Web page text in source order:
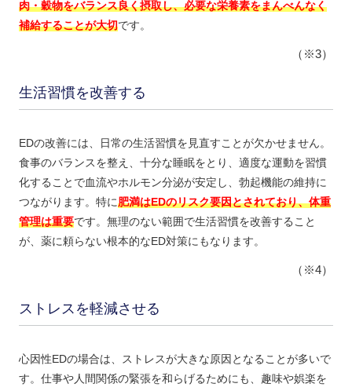
肉・穀物をバランス良く摂取し、必要な栄養素をまんべんなく
補給することが大切です。
（※3）
生活習慣を改善する
EDの改善には、日常の生活習慣を見直すことが欠かせません。
食事のバランスを整え、十分な睡眠をとり、適度な運動を習慣
化することで血流やホルモン分泌が安定し、勃起機能の維持に
つながります。特に肥満はEDのリスク要因とされており、体重
管理は重要です。無理のない範囲で生活習慣を改善すること
が、薬に頼らない根本的なED対策にもなります。
（※4）
ストレスを軽減させる
心因性EDの場合は、ストレスが大きな原因となることが多いで
す。仕事や人間関係の緊張を和らげるためにも、趣味や娯楽を